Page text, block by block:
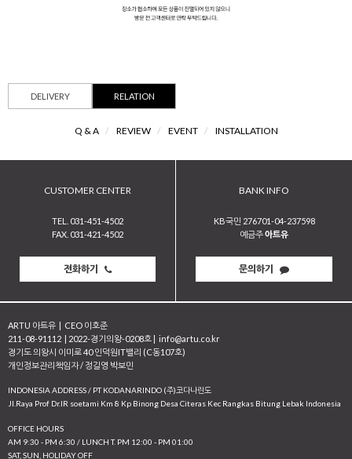
DELIVERY RELATION
Q & A / REVIEW / EVENT / INSTALLATION
CUSTOMER CENTER
TEL. 031-451-4502
FAX. 031-421-4502
전화하기
BANK INFO
KB국민 276701-04-237598
예금주아트유
문의하기
ARTU 아트유
CEO 이호준
211-08-91112
2022-경기의왕-0208호
info@artu.co.kr
경기도 의왕시 이미로 40 인덕원IT밸리 (C동107호)
개인정보관리책임자 / 정길영 박보민
INDONESIA ADDRESS / PT KODANARINDO (주)코다나린도
JI.Raya Prof Dr.IR soetami Km 8 Kp Binong Desa Citeras Kec Rangkas Bitung Lebak Indonesia
OFFICE HOURS
AM 9:30 - PM 6:30 / LUNCH T. PM 12:00 - PM 01:00
SAT, SUN, HOLIDAY OFF